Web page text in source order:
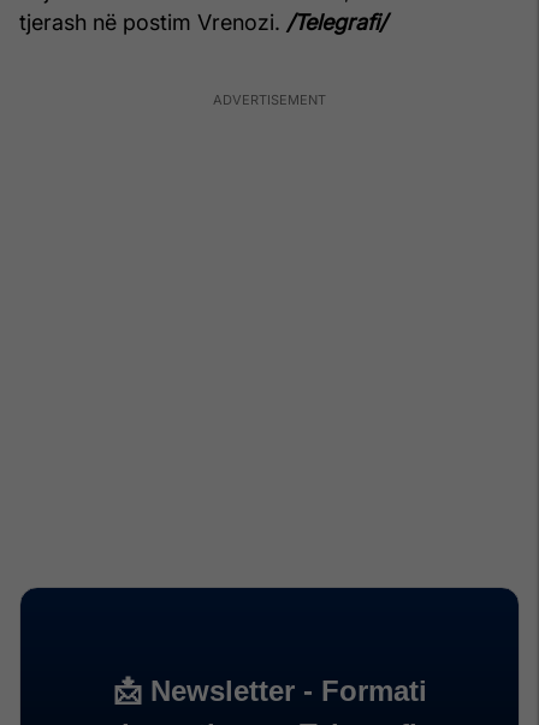
tjerash në postim Vrenozi. /Telegrafi/